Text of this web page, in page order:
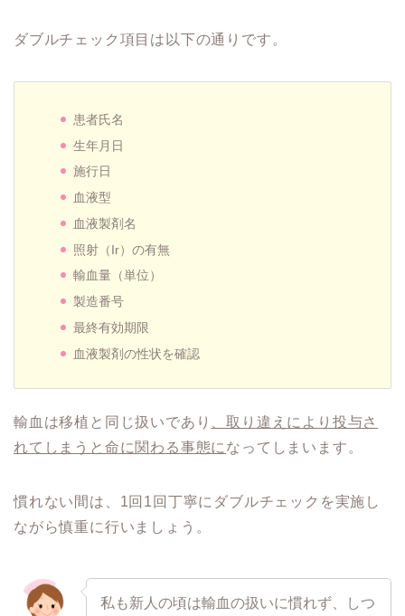
ダブルチェック項目は以下の通りです。
患者氏名
生年月日
施行日
血液型
血液製剤名
照射（Ir）の有無
輸血量（単位）
製造番号
最終有効期限
血液製剤の性状を確認
輸血は移植と同じ扱いであり
、取り違えにより投与さ
れてしまうと命に関わる事態に なってしまいます。
慣れない間は、1回1回丁寧にダブルチェックを実施し
ながら慎重に行いましょう。
私も新人の頃は輸血の扱いに慣れず、しつ